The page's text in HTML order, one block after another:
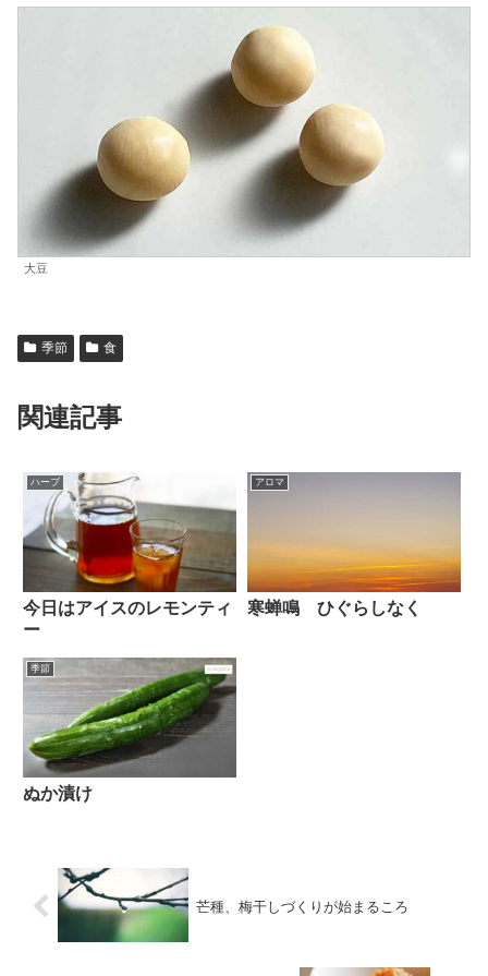
大豆
季節 食
関連記事
ハーブ
今日はアイスのレモンティ
ー
アロマ
寒蝉鳴 ひぐらしなく
季節
ぬか漬け
芒種、梅干しづくりが始まるころ